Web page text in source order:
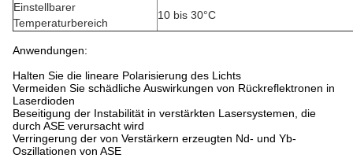
Einstellbarer
Temperaturbereich
10 bis 30°C
Anwendungen:
Halten Sie die lineare Polarisierung des Lichts
Vermeiden Sie schädliche Auswirkungen von Rückreflektronen in
Laserdioden
Beseitigung der Instabilität in verstärkten Lasersystemen, die
durch ASE verursacht wird
Verringerung der von Verstärkern erzeugten Nd- und Yb-
Oszillationen von ASE